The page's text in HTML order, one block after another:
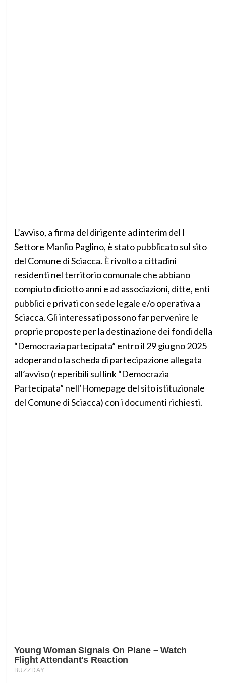
L’avviso, a firma del dirigente ad interim del I
Settore Manlio Paglino, è stato pubblicato sul sito
del Comune di Sciacca. È rivolto a cittadini
residenti nel territorio comunale che abbiano
compiuto diciotto anni e ad associazioni, ditte, enti
pubblici e privati con sede legale e/o operativa a
Sciacca. Gli interessati possono far pervenire le
proprie proposte per la destinazione dei fondi della
“Democrazia partecipata” entro il 29 giugno 2025
adoperando la scheda di partecipazione allegata
all’avviso (reperibili sul link “Democrazia
Partecipata” nell’Homepage del sito istituzionale
del Comune di Sciacca) con i documenti richiesti.